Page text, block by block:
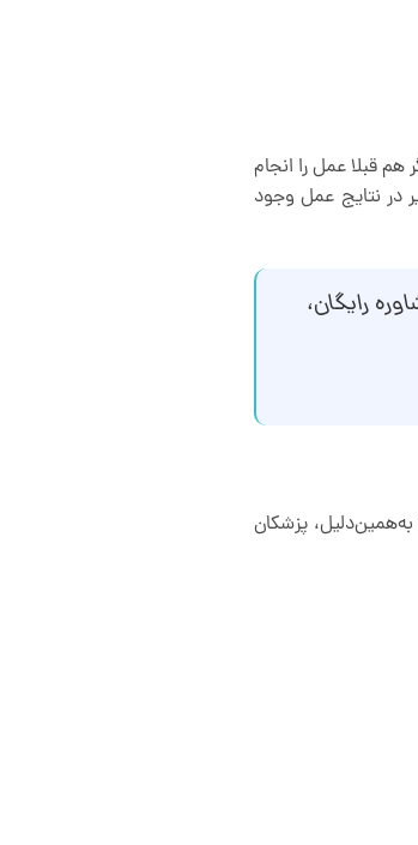
هم قبلا عمل را انجام
در نتایج عمل وجود
رایگان،
پزشکان